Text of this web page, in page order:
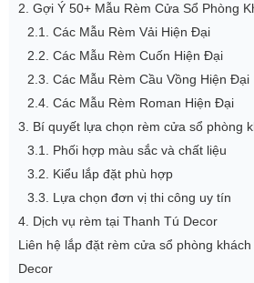
2. Gợi Ý 50+ Mẫu Rèm Cửa Sổ Phòng
2.1. Các Mẫu Rèm Vải Hiện Đại
2.2. Các Mẫu Rèm Cuốn Hiện Đại
2.3. Các Mẫu Rèm Cầu Vồng Hiện Đại
2.4. Các Mẫu Rèm Roman Hiện Đại
3. Bí quyết lựa chọn rèm cửa sổ phòng
3.1. Phối hợp màu sắc và chất liệu
3.2. Kiểu lắp đặt phù hợp
3.3. Lựa chọn đơn vị thi công uy tín
4. Dịch vụ rèm tại Thanh Tú Decor
Liên hệ lắp đặt rèm cửa sổ phòng
Decor